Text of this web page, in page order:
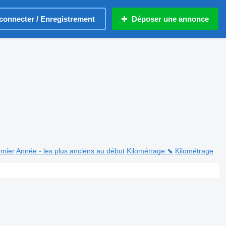
/ Enregistrement Déposer une annonce
Année - les plus anciens au début Kilométrage ⬊ Kilométrage